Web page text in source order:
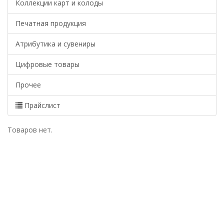
Коллекции карт и колоды
Печатная продукция
Атрибутика и сувениры
Цифровые товары
Прочее
Прайслист
Товаров нет.